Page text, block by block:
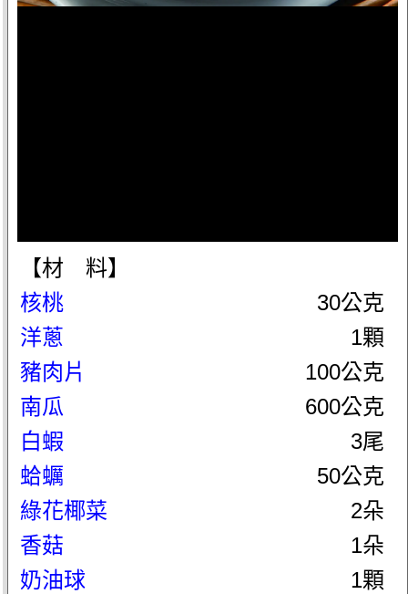
【材 料】
核桃
30公克
洋蔥
1顆
豬肉片
100公克
南瓜
600公克
白蝦
3尾
蛤蠣
50公克
綠花椰菜
2朵
香菇
1朵
奶油球
1顆